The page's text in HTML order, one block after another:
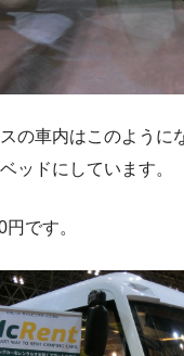
の車内はこのように
ッドにしています。
です。